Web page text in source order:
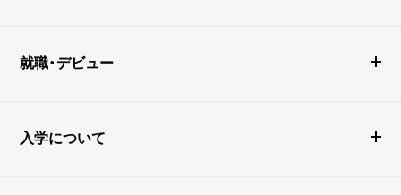
就職・デビュー
入学について